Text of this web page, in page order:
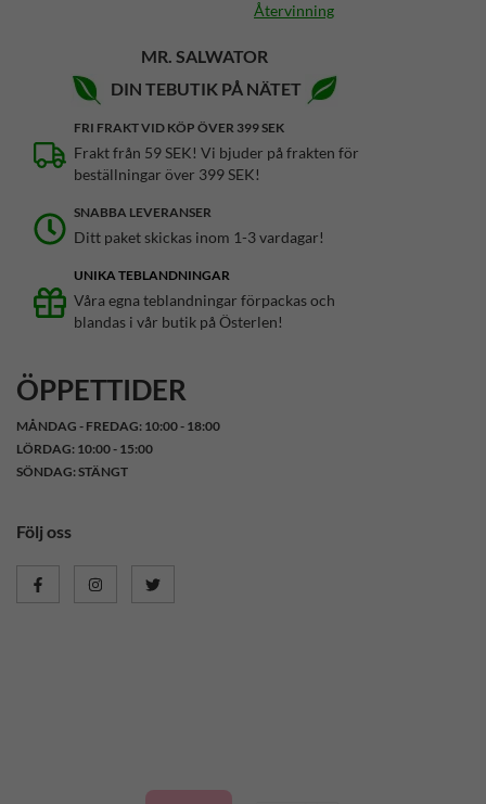
Återvinning
MR. SALWATOR
DIN TEBUTIK PÅ NÄTET
FRI FRAKT VID KÖP ÖVER 399 SEK
Frakt från 59 SEK! Vi bjuder på frakten för
beställningar över 399 SEK!
SNABBA LEVERANSER
Ditt paket skickas inom 1-3 vardagar!
UNIKA TEBLANDNINGAR
Våra egna teblandningar förpackas och
blandas i vår butik på Österlen!
ÖPPETTIDER
MÅNDAG - FREDAG: 10:00 - 18:00
LÖRDAG: 10:00 - 15:00
SÖNDAG: STÄNGT
Följ oss